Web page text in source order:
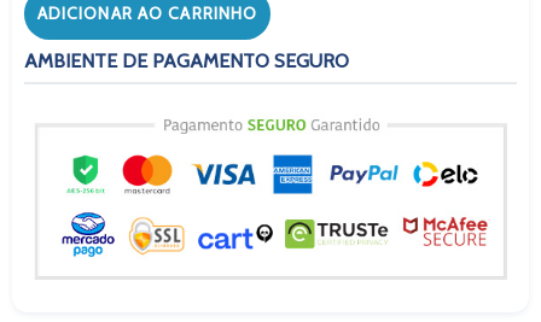
ADICIONAR AO CARRINHO
AMBIENTE DE PAGAMENTO SEGURO